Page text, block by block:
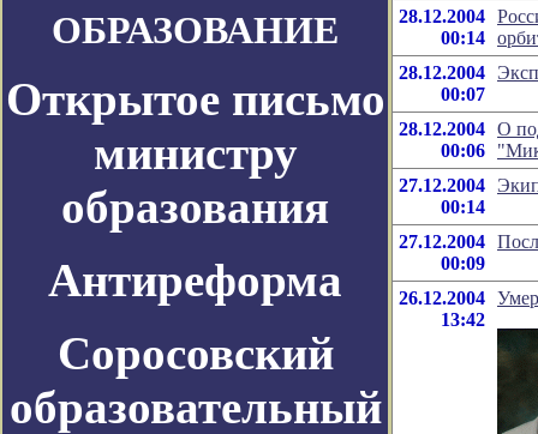
ОБРАЗОВАНИЕ
Открытое письмо
министру
образования
Антиреформа
Соросовский
образовательный
28.12.2004
00:14
28.12.2004
00:07
28.12.2004
00:06
О
27.12.2004
00:14
27.12.2004
00:09
26.12.2004
13:42